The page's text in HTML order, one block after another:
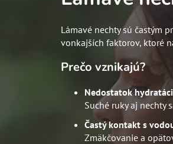
Lámavé nechty sú častým
vonkajších faktorov, ktoré
Prečo vznikajú?
Nedostatok
Suché ruky aj nechty
Častý kontakt s
Zmäkčovanie a